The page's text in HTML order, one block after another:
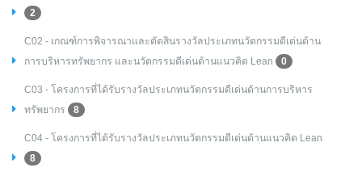
2
C02 - เกณฑ์การพิจารณาและตัดสินรางวัลประเภทนวัตกรรมดีเด่นด้าน
การบริหารทรัพยากร และนวัตกรรมดีเด่นด้านแนวคิด Lean
0
C03 - โครงการที่ได้รับรางวัลประเภทนวัตกรรมดีเด่นด้านการบริหาร
ทรัพยากร
8
C04 - โครงการที่ได้รับรางวัลประเภทนวัตกรรมดีเด่นด้านแนวคิด Lean
8